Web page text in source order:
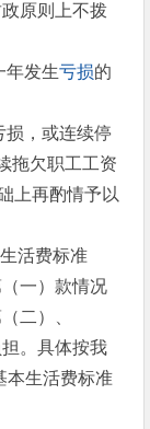
原则上不拨
年发生亏损的
损，或连续停
拖欠职工工资
上再酌情予以
活费标准
一）款情况
二）、
。具体按我
本生活费标准